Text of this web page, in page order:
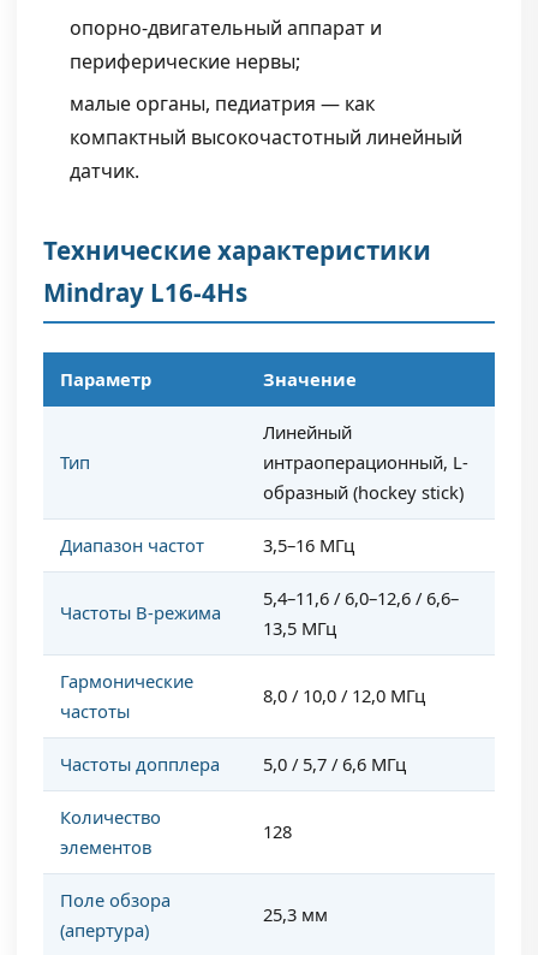
опорно-двигательный аппарат и
периферические нервы;
малые органы, педиатрия — как
компактный высокочастотный линейный
датчик.
Технические характеристики
Mindray L16-4Hs
Параметр Значение
Тип
Линейный
интраоперационный, L-
образный (hockey stick)
Диапазон частот 3,5–16 МГц
Частоты B-режима
5,4–11,6 / 6,0–12,6 / 6,6–
13,5 МГц
Гармонические
частоты
8,0 / 10,0 / 12,0 МГц
Частоты допплера 5,0 / 5,7 / 6,6 МГц
Количество
элементов
128
Поле обзора
(апертура)
25,3 мм